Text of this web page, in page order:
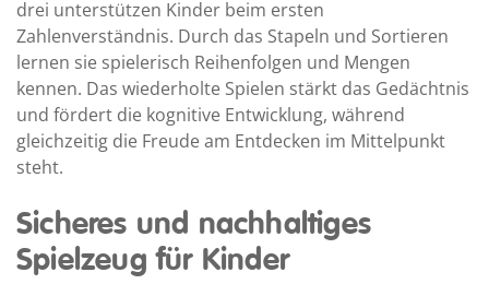
drei unterstützen Kinder beim ersten
Zahlenverständnis. Durch das Stapeln und Sortieren
lernen sie spielerisch Reihenfolgen und Mengen
kennen. Das wiederholte Spielen stärkt das Gedächtnis
und fördert die kognitive Entwicklung, während
gleichzeitig die Freude am Entdecken im Mittelpunkt
steht.
Sicheres und nachhaltiges
Spielzeug für Kinder